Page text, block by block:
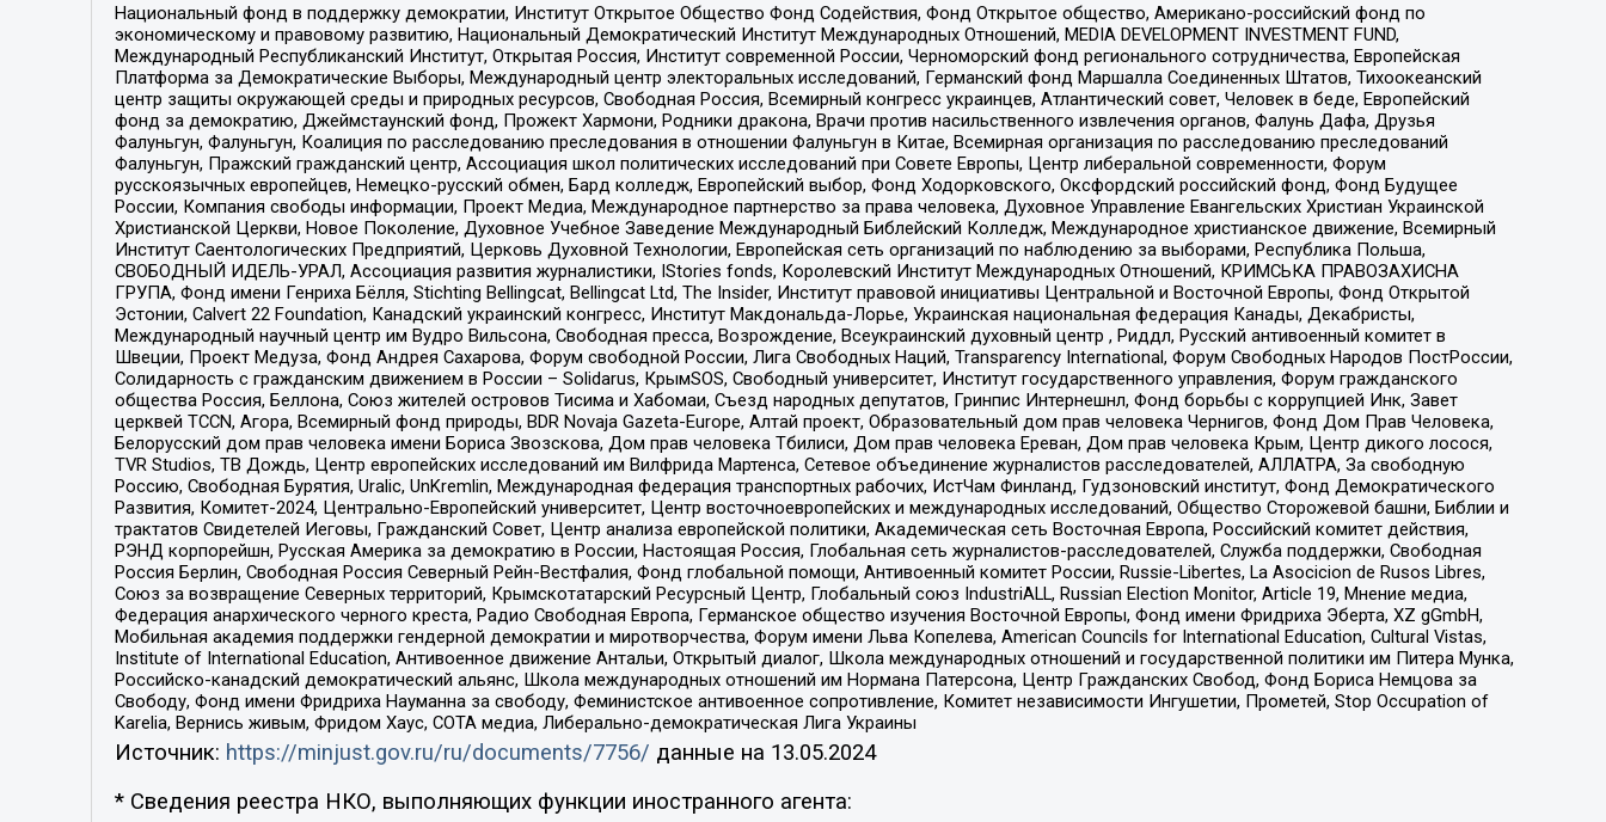
Национальный фонд в поддержку демократии, Институт Открытое Общество Фонд Содействия, Фонд Открытое общество, Американо-российский фонд по
экономическому и правовому развитию, Национальный Демократический Институт Международных Отношений, MEDIA DEVELOPMENT INVESTMENT FUND,
Международный Республиканский Институт, Открытая Россия, Институт современной России, Черноморский фонд регионального сотрудничества, Европейская
Платформа за Демократические Выборы, Международный центр электоральных исследований, Германский фонд Маршалла Соединенных Штатов, Тихоокеанский
центр защиты окружающей среды и природных ресурсов, Свободная Россия, Всемирный конгресс украинцев, Атлантический совет, Человек в беде, Европейский
фонд за демократию, Джеймстаунский фонд, Прожект Хармони, Родники дракона, Врачи против насильственного извлечения органов, Фалунь Дафа, Друзья
Фалуньгун, Фалуньгун, Коалиция по расследованию преследования в отношении Фалуньгун в Китае, Всемирная организация по расследованию преследований
Фалуньгун, Пражский гражданский центр, Ассоциация школ политических исследований при Совете Европы, Центр либеральной современности, Форум
русскоязычных европейцев, Немецко-русский обмен, Бард колледж, Европейский выбор, Фонд Ходорковского, Оксфордский российский фонд, Фонд Будущее
России, Компания свободы информации, Проект Медиа, Международное партнерство за права человека, Духовное Управление Евангельских Христиан Украинской
Христианской Церкви, Новое Поколение, Духовное Учебное Заведение Международный Библейский Колледж, Международное христианское движение, Всемирный
Институт Саентологических Предприятий, Церковь Духовной Технологии, Европейская сеть организаций по наблюдению за выборами, Республика Польша,
СВОБОДНЫЙ ИДЕЛЬ-УРАЛ, Ассоциация развития журналистики, IStories fonds, Королевский Институт Международных Отношений, КРИМСЬКА ПРАВОЗАХИСНА
ГРУПА, Фонд имени Генриха Бёлля, Stichting Bellingcat, Bellingcat Ltd, The Insider, Институт правовой инициативы Центральной и Восточной Европы, Фонд Открытой
Эстонии, Calvert 22 Foundation, Канадский украинский конгресс, Институт Макдональда-Лорье, Украинская национальная федерация Канады, Декабристы,
Международный научный центр им Вудро Вильсона, Свободная пресса, Возрождение, Всеукраинский духовный центр , Риддл, Русский антивоенный комитет в
Швеции, Проект Медуза, Фонд Андрея Сахарова, Форум свободной России, Лига Свободных Наций, Transparеncy International, Форум Свободных Народов ПостРоссии,
Солидарность с гражданским движением в России – Solidarus, КрымSOS, Свободный университет, Институт государственного управления, Форум гражданского
общества Россия, Беллона, Союз жителей островов Тисима и Хабомаи, Съезд народных депутатов, Гринпис Интернешнл, Фонд борьбы с коррупцией Инк, Завет
церквей TCCN, Агора, Всемирный фонд природы, BDR Novaja Gazeta-Europe, Алтай проект, Образовательный дом прав человека Чернигов, Фонд Дом Прав Человека,
Белорусский дом прав человека имени Бориса Звозскова, Дом прав человека Тбилиси, Дом прав человека Ереван, Дом прав человека Крым, Центр дикого лосося,
TVR Studios, ТВ Дождь, Центр европейских исследований им Вилфрида Мартенса, Сетевое объединение журналистов расследователей, АЛЛАТРА, За свободную
Россию, Свободная Бурятия, Uralic, UnKremlin, Международная федерация транспортных рабочих, ИстЧам Финланд, Гудзоновский институт, Фонд Демократического
Развития, Комитет-2024, Центрально-Европейский университет, Центр восточноевропейских и международных исследований, Общество Сторожевой башни, Библии и
трактатов Свидетелей Иеговы, Гражданский Совет, Центр анализа европейской политики, Академическая сеть Восточная Европа, Российский комитет действия,
РЭНД корпорейшн, Русская Америка за демократию в России, Настоящая Россия, Глобальная сеть журналистов-расследователей, Служба поддержки, Свободная
Россия Берлин, Свободная Россия Северный Рейн-Вестфалия, Фонд глобальной помощи, Антивоенный комитет России, Russie-Libertes, La Asocicion de Rusos Libres,
Союз за возвращение Северных территорий, Крымскотатарский Ресурсный Центр, Глобальный союз IndustriALL, Russian Election Monitor, Article 19, Мнение медиа,
Федерация анархического черного креста, Радио Свободная Европа, Германское общество изучения Восточной Европы, Фонд имени Фридриха Эберта, XZ gGmbH,
Мобильная академия поддержки гендерной демократии и миротворчества, Форум имени Льва Копелева, American Councils for International Education, Cultural Vistas,
Institute of International Education, Антивоенное движение Антальи, Открытый диалог, Школа международных отношений и государственной политики им Питера Мунка,
Российско-канадский демократический альянс, Школа международных отношений им Нормана Патерсона, Центр Гражданских Свобод, Фонд Бориса Немцова за
Свободу, Фонд имени Фридриха Науманна за свободу, Феминистское антивоенное сопротивление, Комитет независимости Ингушетии, Прометей, Stop Occupation of
Karelia, Вернись живым, Фридом Хаус, СОТА медиа, Либерально-демократическая Лига Украины
Источник: https://minjust.gov.ru/ru/documents/7756/ данные на 13.05.2024
* Сведения реестра НКО, выполняющих функции иностранного агента: